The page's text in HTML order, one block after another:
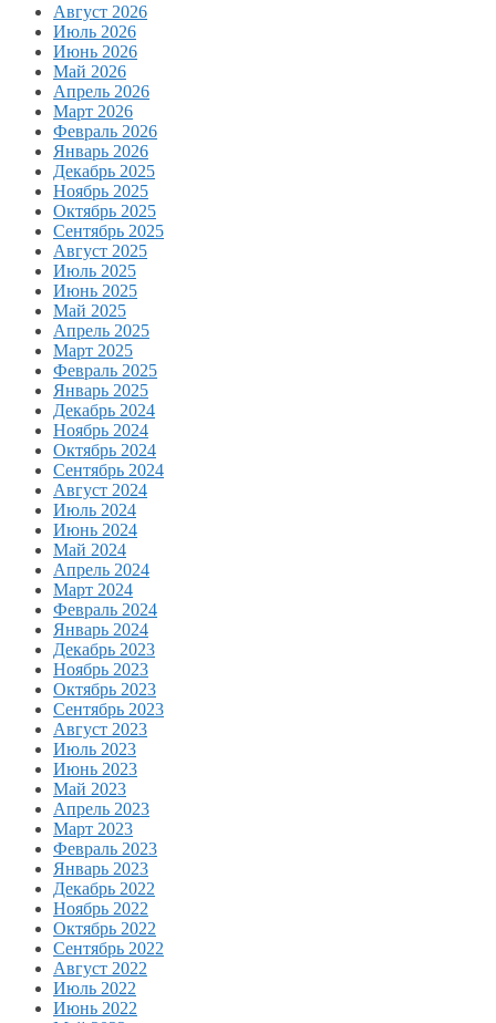
Август 2026
Июль 2026
Июнь 2026
Май 2026
Апрель 2026
Март 2026
Февраль 2026
Январь 2026
Декабрь 2025
Ноябрь 2025
Октябрь 2025
Сентябрь 2025
Август 2025
Июль 2025
Июнь 2025
Май 2025
Апрель 2025
Март 2025
Февраль 2025
Январь 2025
Декабрь 2024
Ноябрь 2024
Октябрь 2024
Сентябрь 2024
Август 2024
Июль 2024
Июнь 2024
Май 2024
Апрель 2024
Март 2024
Февраль 2024
Январь 2024
Декабрь 2023
Ноябрь 2023
Октябрь 2023
Сентябрь 2023
Август 2023
Июль 2023
Июнь 2023
Май 2023
Апрель 2023
Март 2023
Февраль 2023
Январь 2023
Декабрь 2022
Ноябрь 2022
Октябрь 2022
Сентябрь 2022
Август 2022
Июль 2022
Июнь 2022